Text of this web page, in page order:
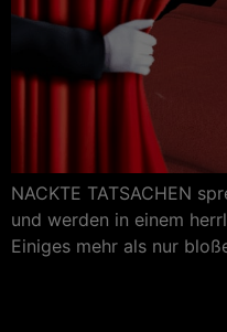
NACKTE TATSACHEN
und werden in einem
Einiges mehr als nur